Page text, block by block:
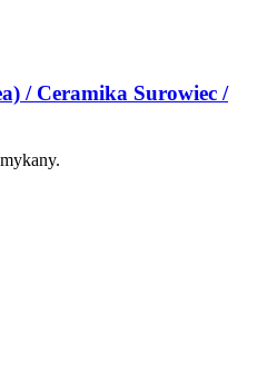
/ Ceramika Surowiec /